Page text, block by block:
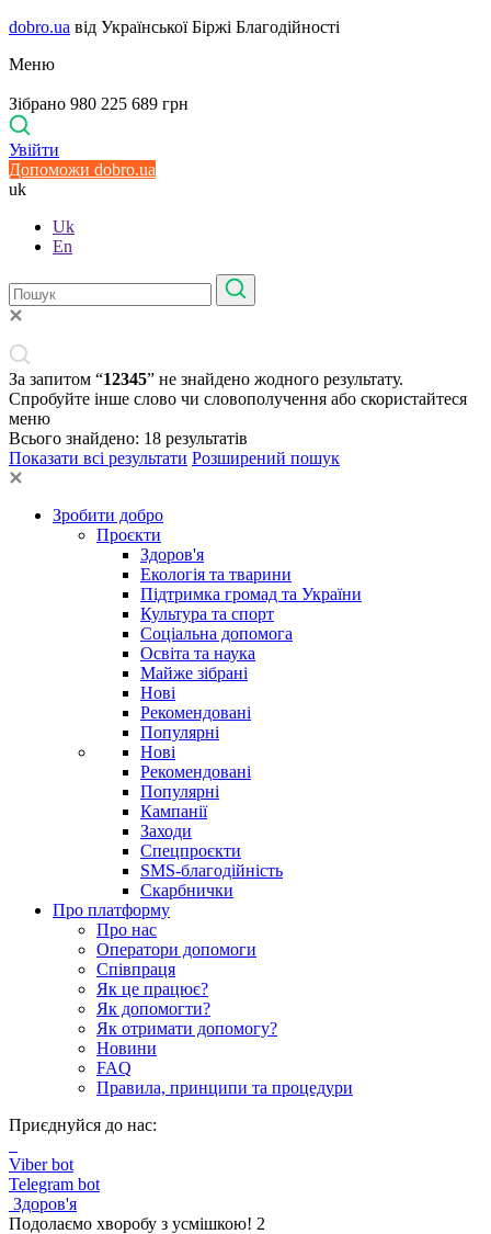
dobro.ua від Української Біржі Благодійності
Меню
Зібрано 980 225 689 грн
Увійти
Допоможи dobro.ua
uk
Uk
En
За запитом “12345” не знайдено жодного результату.
Спробуйте інше слово чи словополучення або скористайтеся
меню
Всього знайдено: 18 результатів
Показати всі результати Розширений пошук
Зробити добро
Проєкти
Здоров'я
Екологія та тварини
Підтримка громад та України
Культура та спорт
Соціальна допомога
Освіта та наука
Майже зібрані
Нові
Рекомендовані
Популярні
Нові
Рекомендовані
Популярні
Кампанії
Заходи
Спецпроєкти
SMS-благодійність
Скарбнички
Про платформу
Про нас
Оператори допомоги
Співпраця
Як це працює?
Як допомогти?
Як отримати допомогу?
Новини
FAQ
Правила, принципи та процедури
Приєднуйся до нас:
Viber bot
Telegram bot
Здоров'я
Подолаємо хворобу з усмішкою! 2